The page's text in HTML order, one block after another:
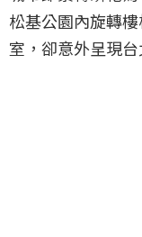
松基公園內旋轉
室，卻意外呈現